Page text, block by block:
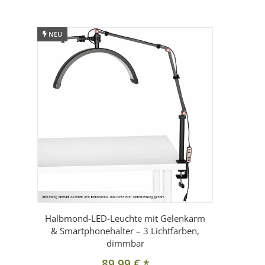
1× Sockelrohr
1× Tischklemme
1× Smartphonehalter
Abgebildete Geräte, Möbel oder Dekorationsartikel
der in der Artikelbeschreibung angegebene
NEU
Halbmond-LED-Leuchte mit Gelenkarm
& Smartphonehalter – 3 Lichtfarben,
dimmbar